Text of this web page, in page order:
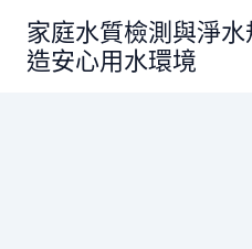
家庭水質檢測與淨
造安心用水環境